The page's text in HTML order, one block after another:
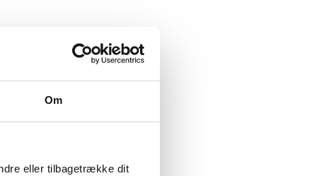
Om
eller tilbagetrække dit